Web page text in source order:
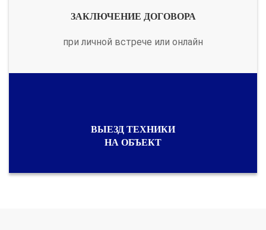
ЗАКЛЮЧЕНИЕ ДОГОВОРА
при личной встрече или онлайн
ВЫЕЗД ТЕХНИКИ
НА ОБЪЕКТ